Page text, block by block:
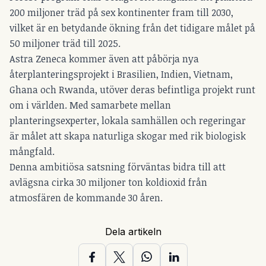
200 miljoner träd på sex kontinenter fram till 2030,
vilket är en betydande ökning från det tidigare målet på
50 miljoner träd till 2025.
Astra Zeneca kommer även att påbörja nya
återplanteringsprojekt i Brasilien, Indien, Vietnam,
Ghana och Rwanda, utöver deras befintliga projekt runt
om i världen. Med samarbete mellan
planteringsexperter, lokala samhällen och regeringar
är målet att skapa naturliga skogar med rik biologisk
mångfald.
Denna ambitiösa satsning förväntas bidra till att
avlägsna cirka 30 miljoner ton koldioxid från
atmosfären de kommande 30 åren.
Dela artikeln